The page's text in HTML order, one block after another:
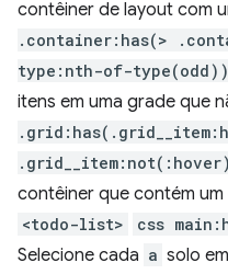
contêiner de layout com
.container:has(>
type:nth-of-
itens em uma grade que
contêiner que contém
<todo-list> css
Selecione cada a solo